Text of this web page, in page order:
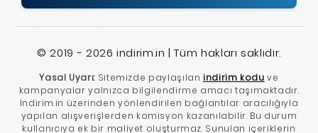
© 2019 - 2026 indirim.in | Tüm hakları saklıdır.
Yasal Uyarı:Sitemizde paylaşılanindirim kodu ve
kampanyalar yalnızca bilgilendirme amacı taşımaktadır.
İndirim.in üzerinden yönlendirilen bağlantılar aracılığıyla
yapılan alışverişlerden komisyon kazanılabilir. Bu durum
kullanıcıya ek bir maliyet oluşturmaz. Sunulan içeriklerin